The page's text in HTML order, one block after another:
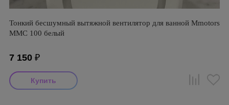
Тонкий бесшумный вытяжной вентилятор для ванной Mmotors
ММC 100 белый
7 150 ₽